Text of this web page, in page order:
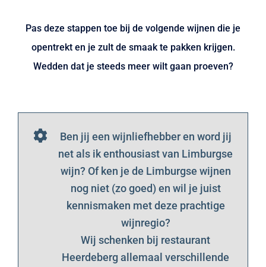
Pas deze stappen toe bij de volgende wijnen die je
opentrekt en je zult de smaak te pakken krijgen.
Wedden dat je steeds meer wilt gaan proeven?
Ben jij een wijnliefhebber en word jij
net als ik enthousiast van Limburgse
wijn? Of ken je de Limburgse wijnen
nog niet (zo goed) en wil je juist
kennismaken met deze prachtige
wijnregio?
Wij schenken bij restaurant
Heerdeberg allemaal verschillende